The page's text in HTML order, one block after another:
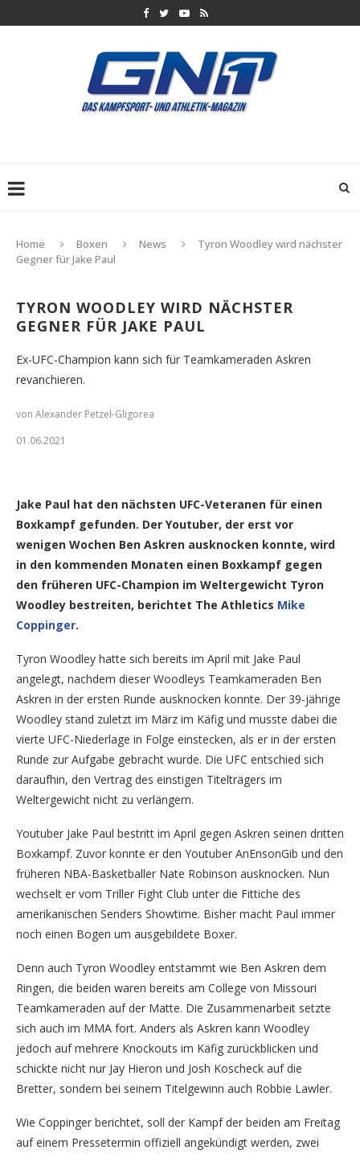
Home Boxen News
Tyron Woodley wird nächster
Gegner für Jake Paul
TYRON WOODLEY WIRD NÄCHSTER
GEGNER FÜR JAKE PAUL
Ex-UFC-Champion kann sich für Teamkameraden Askren
revanchieren.
von Alexander Petzel-Gligorea
01.06.2021
Jake Paul hat den nächsten UFC-Veteranen für einen
Boxkampf gefunden. Der Youtuber, der erst vor
wenigen Wochen Ben Askren ausknocken konnte, wird
in den kommenden Monaten einen Boxkampf gegen
den früheren UFC-Champion im Weltergewicht Tyron
Woodley bestreiten, berichtet The Athletics Mike
Coppinger.
Tyron Woodley hatte sich bereits im April mit Jake Paul
angelegt, nachdem dieser Woodleys Teamkameraden Ben
Askren in der ersten Runde ausknocken konnte. Der 39-jährige
Woodley stand zuletzt im März im Käfig und musste dabei die
vierte UFC-Niederlage in Folge einstecken, als er in der ersten
Runde zur Aufgabe gebracht wurde. Die UFC entschied sich
daraufhin, den Vertrag des einstigen Titelträgers im
Weltergewicht nicht zu verlängern.
Youtuber Jake Paul bestritt im April gegen Askren seinen dritten
Boxkampf. Zuvor konnte er den Youtuber AnEnsonGib und den
früheren NBA-Basketballer Nate Robinson ausknocken. Nun
wechselt er vom Triller Fight Club unter die Fittiche des
amerikanischen Senders Showtime. Bisher macht Paul immer
noch einen Bogen um ausgebildete Boxer.
Denn auch Tyron Woodley entstammt wie Ben Askren dem
Ringen, die beiden waren bereits am College von Missouri
Teamkameraden auf der Matte. Die Zusammenarbeit setzte
sich auch im MMA fort. Anders als Askren kann Woodley
jedoch auf mehrere Knockouts im Käfig zurückblicken und
schickte nicht nur Jay Hieron und Josh Koscheck auf die
Bretter, sondern bei seinem Titelgewinn auch Robbie Lawler.
Wie Coppinger berichtet, soll der Kampf der beiden am Freitag
auf einem Pressetermin offiziell angekündigt werden, zwei